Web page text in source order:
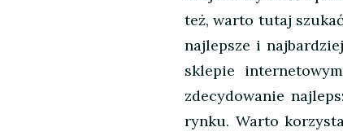
też, warto tutaj
najlepsze i
sklepie
zdecydowanie
rynku. Warto